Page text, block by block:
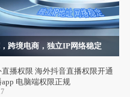
跨境电商，独立IP网络稳定
播权限 海外抖音直播权限开通
app 电脑端权限正规